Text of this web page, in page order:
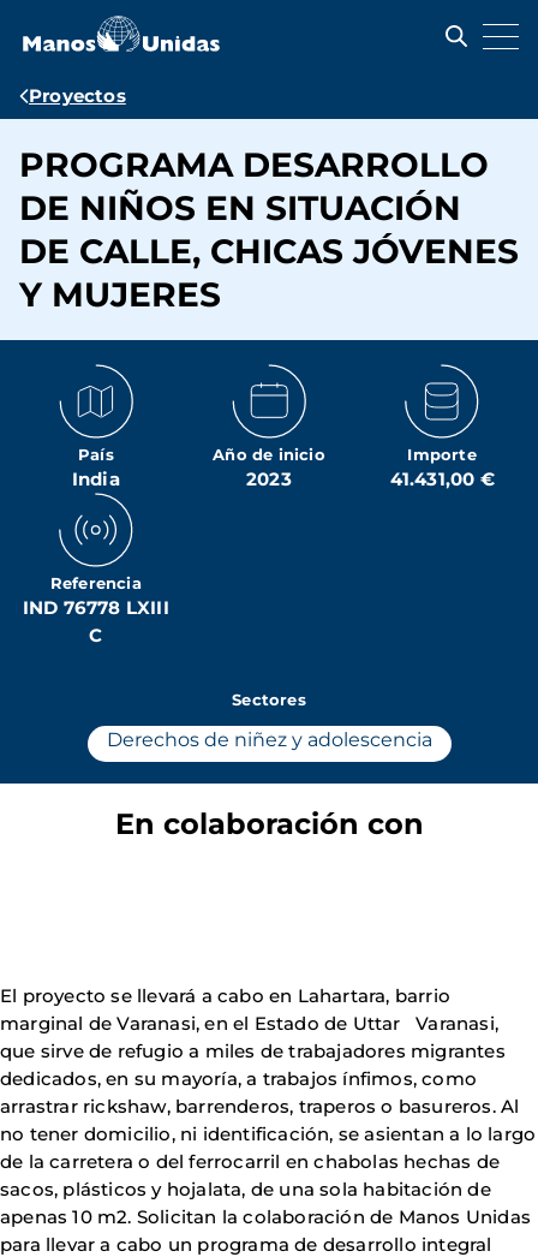
contenido
Ruta
navegación
Proyectos
PROGRAMA DESARROLLO
DE NIÑOS EN SITUACIÓN
DE CALLE, CHICAS JÓVENES
Y MUJERES
País
India
Año de inicio
2023
Importe
41.431,00 €
Referencia
IND 76778 LXIII
C
Sectores
Derechos de niñez y adolescencia
En colaboración con
El proyecto se llevará a cabo en Lahartara, barrio
marginal de Varanasi, en el Estado de Uttar Varanasi,
que sirve de refugio a miles de trabajadores migrantes
dedicados, en su mayoría, a trabajos ínfimos, como
arrastrar rickshaw, barrenderos, traperos o basureros. Al
no tener domicilio, ni identificación, se asientan a lo largo
de la carretera o del ferrocarril en chabolas hechas de
sacos, plásticos y hojalata, de una sola habitación de
apenas 10 m2. Solicitan la colaboración de Manos Unidas
para llevar a cabo un programa de desarrollo integral